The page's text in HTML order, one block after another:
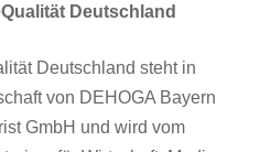
Deutschland
Deutschland steht in
von DEHOGA Bayern
GmbH und wird vom